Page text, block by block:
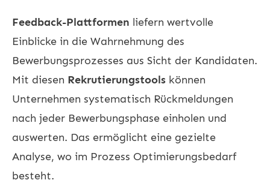
Feedback-Plattformen liefern wertvolle
Einblicke in die Wahrnehmung des
Bewerbungsprozesses aus Sicht der Kandidaten.
Mit diesen Rekrutierungstools können
Unternehmen systematisch Rückmeldungen
nach jeder Bewerbungsphase einholen und
auswerten. Das ermöglicht eine gezielte
Analyse, wo im Prozess Optimierungsbedarf
besteht.